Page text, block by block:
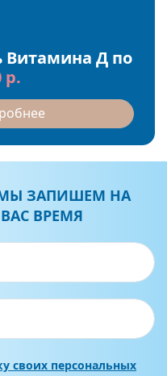
Витамина Д по
р.
МЫ ЗАПИШЕМ НА
ВРЕМЯ
своих персональных